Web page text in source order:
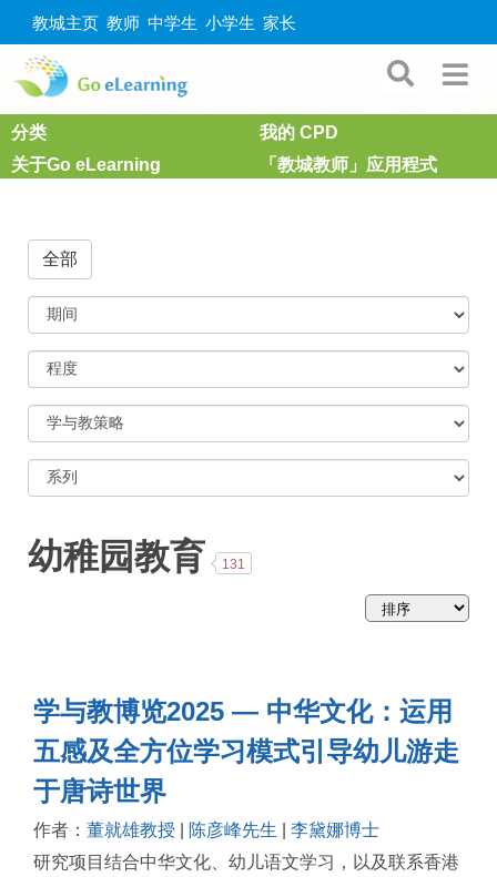
教城主页 教师 中学生 小学生 家长
分类
我的 CPD
关于Go eLearning
「教城教师」应用程式
全部
间
度
与
策
幼稚园教育 131
学与教博览2025 — 中华文化：运用
五感及全方位学习模式引导幼儿游走
于唐诗世界
作者： 董就雄教授 陈彦峰先生
李黛娜博士
研究项目结合中华文化、幼儿语文学习，以及联系香港